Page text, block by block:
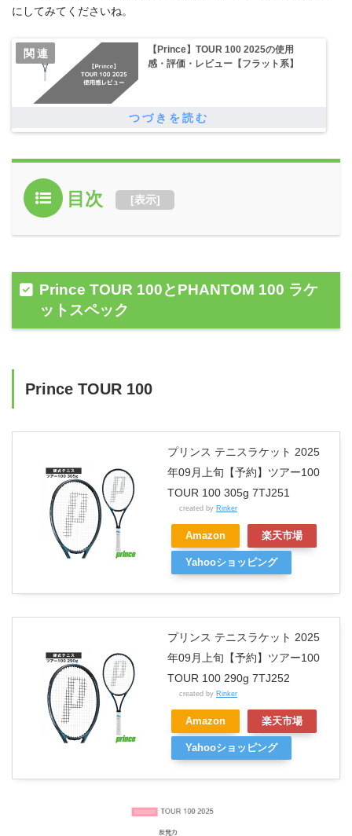
にしてみてくださいね。
【Prince】TOUR 100 2025の使用
感・評価・レビュー【フラット系】
目次 [表示]
Prince TOUR 100とPHANTOM 100 ラケ
ットスペック
Prince TOUR 100
プリンス テニスラケット 2025
年09月上旬【予約】ツアー100
TOUR 100 305g 7TJ251
created by Rinker
Amazon 楽天市場
Yahooショッピング
プリンス テニスラケット 2025
年09月上旬【予約】ツアー100
TOUR 100 290g 7TJ252
created by Rinker
Amazon 楽天市場
Yahooショッピング